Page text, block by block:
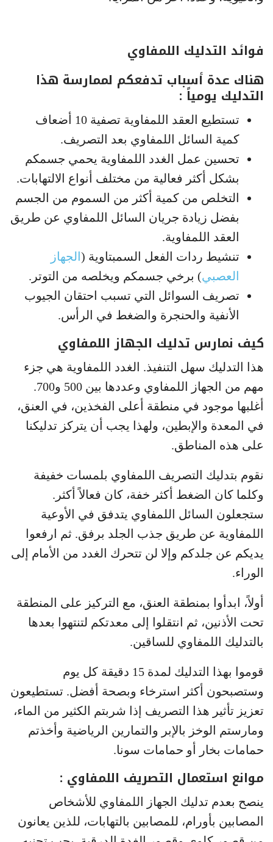
فوائد التدليك اللمفاوي
هناك عدة أسباب تدفعكم لممارسة هذا
التدليك يومياً :
تستطيع العقد اللمفاوية تصفية 10 أضعاف
كمية السائل اللمفاوي بعد التصريف.
تحسين عمل الغدد اللمفاوية يحمي جسمكم
بشكل أكثر فعالية من مختلف أنواع الالتهابات.
التخلص من كمية أكثر من السموم من الجسم
بفضل زيادة جريان السائل اللمفاوي عن طريق
العقد اللمفاوية.
تنشيط ردات الفعل السمبتاوية ( الجهاز
العصبي) برخي جسمكم ويخلصه من التوتر.
تصريف السوائل التي تسبب احتقان الجيوب
الأنفية والحنجرة والضغط في الرأس.
كيف نمارس تدليك الجهاز اللمفاوي
هذا التدليك سهل التنفيذ. الغدد اللمفاوية هي جزء
مهم من الجهاز اللمفاوي وعددها بين 500 و700.
أغلبها موجود في منطقة أعلى الفخذين، في العنق،
في المعدة والإبطين، ولهذا يجب أن يتركز تدليكنا
على هذه المناطق.
نقوم بتدليك التصريف اللمفاوي بلمسات خفيفة
وكلما كان الضغط أكثر خفة، كان فعالاً أكثر.
ستجعلون السائل اللمفاوي يتدفق في الأوعية
اللمفاوية عن طريق جذب الجلد برفق. ثم ارفعوا
يديكم عن جلدكم وإلا لن تتحرك الغدد من الأمام إلى
الوراء.
أولاً، ابدأوا بمنطقة العنق، مع التركيز على المنطقة
تحت الأذنين، ثم انتقلوا إلى معدتكم لتنتهوا بعدها
بالتدليك اللمفاوي للساقين.
قوموا بهذا التدليك لمدة 15 دقيقة كل يوم
وستصبحون أكثر استرخاء وبصحة أفضل. تستطيعون
تعزيز تأثير هذا التصريف إذا شربتم الكثير من الماء،
ومارستم الوخز بالإبر والتمارين الرياضية وأخذتم
حمامات بخار أو حمامات سونا.
موانع استعمال التصريف اللمفاوي :
ينصح بعدم تدليك الجهاز اللمفاوي للأشخاص
المصابين بأورام، للمصابين بالتهابات، للذين يعانون